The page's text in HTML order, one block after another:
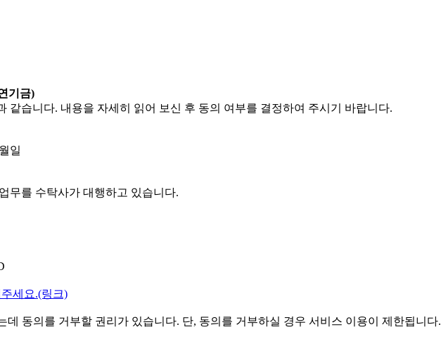
기금)
같습니다. 내용을 자세히 읽어 보신 후 동의 여부를 결정하여 주시기 바랍니다.
일
무를 수탁사가 대행하고 있습니다.
세요.(링크)
데 동의를 거부할 권리가 있습니다. 단, 동의를 거부하실 경우 서비스 이용이 제한됩니다.